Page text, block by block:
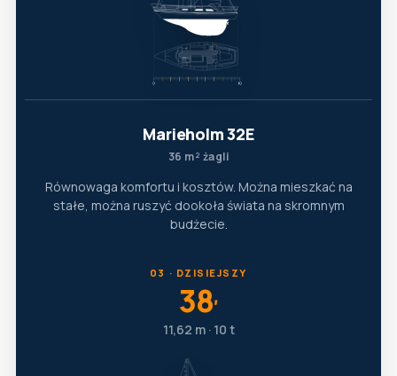
Marieholm 32E
36 m² żagli
Równowaga komfortu i kosztów. Można mieszkać na
stałe, można ruszyć dookoła świata na skromnym
budżecie.
03 · DZISIEJSZY
38′
11,62 m · 10 t